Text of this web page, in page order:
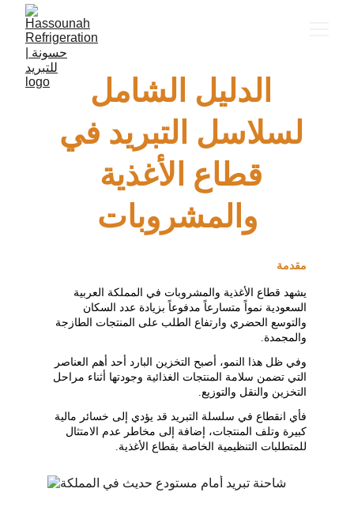
الدليل الشامل
لسلاسل التبريد في
قطاع الأغذية
والمشروبات
مقدمة
يشهد قطاع الأغذية والمشروبات في المملكة العربية
السعودية نمواً متسارعاً مدفوعاً بزيادة عدد السكان
والتوسع الحضري وارتفاع الطلب على المنتجات الطازجة
والمجمدة.
وفي ظل هذا النمو، أصبح التخزين البارد أحد أهم العناصر
التي تضمن سلامة المنتجات الغذائية وجودتها أثناء مراحل
التخزين والنقل والتوزيع.
فأي انقطاع في سلسلة التبريد قد يؤدي إلى خسائر مالية
كبيرة وتلف المنتجات، إضافة إلى مخاطر عدم الامتثال
للمتطلبات التنظيمية الخاصة بقطاع الأغذية.